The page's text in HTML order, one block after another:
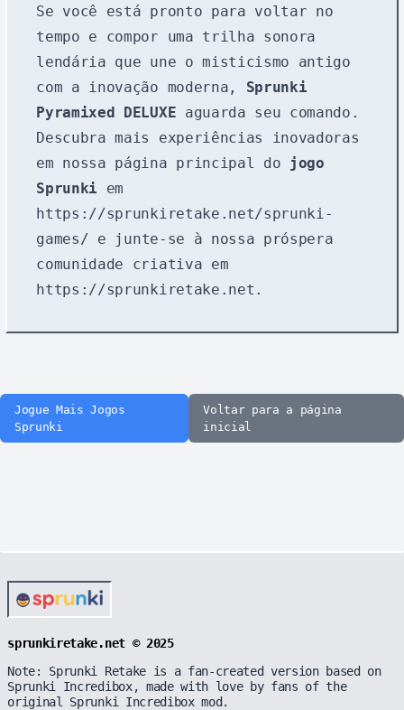
Se você está pronto para voltar no
tempo e compor uma trilha sonora
lendária que une o misticismo antigo
com a inovação moderna, Sprunki
Pyramixed DELUXE aguarda seu comando.
Descubra mais experiências inovadoras
em nossa página principal do
jogo
Sprunki em
https://sprunkiretake.net/sprunki-
games/ e junte-se à nossa próspera
comunidade criativa em
https://sprunkiretake.net .
Jogue Mais Jogos
Sprunki
Voltar para a página
inicial
sprunkiretake.net © 2025
Note: Sprunki Retake is a fan-created version based on
Sprunki Incredibox, made with love by fans of the
original Sprunki Incredibox mod.